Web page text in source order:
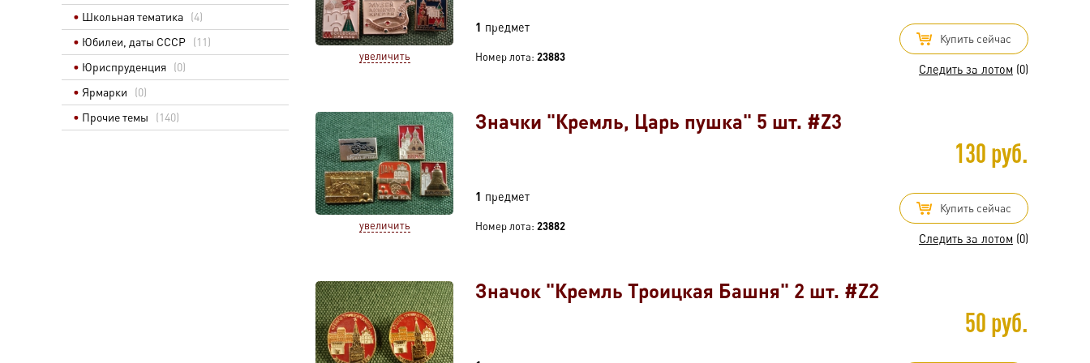
Школьная тематика (4)
Юбилеи, даты СССР (11)
Юриспруденция
(0)
Ярмарки
(0)
Прочие темы
(140)
увеличить
1 предмет
Номер лота: 23883
Купить сейчас
Следить за лотом (0)
увеличить
Значки "Кремль, Царь пушка" 5 шт. #Z3
130 руб.
1 предмет
Номер лота: 23882
Купить сейчас
Следить за лотом (0)
Значок "Кремль Троицкая Башня" 2 шт. #Z2
50 руб.